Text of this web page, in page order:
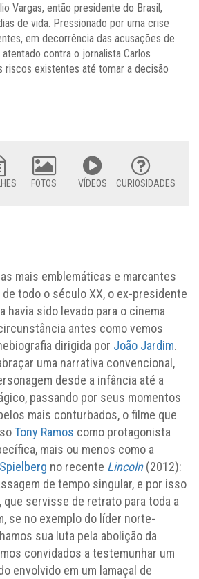
Vargas, então presidente do Brasil,
de vida. Pressionado por uma crise
em decorrência das acusações de
contra o jornalista Carlos
riscos existentes até tomar a decisão
FOTOS VÍDEOS CURIOSIDADES
mais emblemáticas e marcantes
todo o século XX, o ex-presidente
havia sido levado para o cinema
antes como vemos
dirigida por João Jardim.
uma narrativa convencional,
desde a infância até a
passando por seus momentos
mais conturbados, o filme que
Tony Ramos como protagonista
mais ou menos como a
no recente Lincoln(2012):
de tempo singular, e por isso
que servisse de retrato para toda a
se no exemplo do líder norte-
sua luta pela abolição da
convidados a testemunhar um
envolvido em um lamaçal de